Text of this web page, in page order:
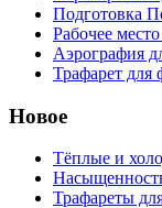
Подготовка
Рабочее
Аэрография
Трафарет для
Новое
Тёплые и
Трафареты